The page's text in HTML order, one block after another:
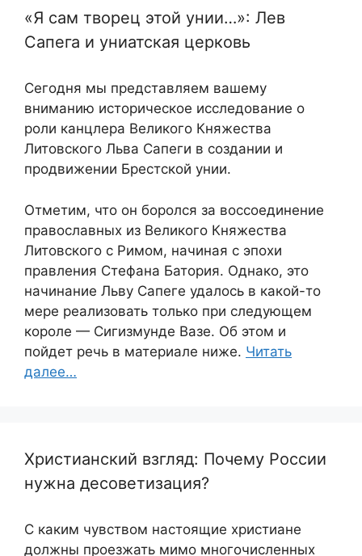
«Я сам творец этой унии…»: Лев
Сапега и униатская церковь
Сегодня мы представляем вашему
вниманию историческое исследование о
роли канцлера Великого Княжества
Литовского Льва Сапеги в создании и
продвижении Брестской унии.
Отметим, что он боролся за воссоединение
православных из Великого Княжества
Литовского с Римом, начиная с эпохи
правления Стефана Батория. Однако, это
начинание Льву Сапеге удалось в какой-то
мере реализовать только при следующем
короле — Сигизмунде Вазе. Об этом и
пойдет речь в материале ниже. Читать
далее…
Христианский взгляд: Почему России
нужна десоветизация?
С каким чувством настоящие христиане
должны проезжать мимо многочисленных